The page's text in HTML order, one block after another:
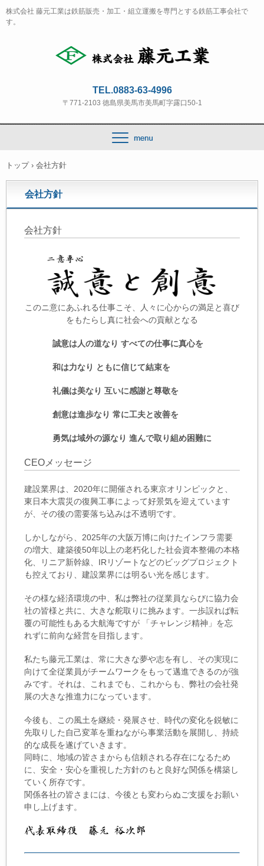
株式会社 藤元工業は鉄筋販売・加工・組立運搬を専門とする鉄筋工事会社で
す。
TEL.0883-63-4996
〒771-2103 徳島県美馬市美馬町字露口50-1
トップ › 会社方針
会社方針
会社方針
このニ意にあふれる仕事こそ、人々に心からの満足と喜び
をもたらし真に社会への貢献となる
誠意は人の道なり すべての仕事に真心を
和は力なり ともに信じて結束を
礼儀は美なり 互いに感謝と尊敬を
創意は進歩なり 常に工夫と改善を
勇気は域外の源なり 進んで取り組め困難に
CEOメッセージ
建設業界は、2020年に開催される東京オリンピックと、
東日本大震災の復興工事によって好景気を迎えています
が、その後の需要落ち込みは不透明です。
しかしながら、2025年の大阪万博に向けたインフラ需要
の増大、建築後50年以上の老朽化した社会資本整備の本格
化、リニア新幹線、IRリゾートなどのビッグプロジェクト
も控えており、建設業界には明るい光を感じます。
その様な経済環境の中、私は弊社の従業員ならびに協力会
社の皆様と共に、大きな舵取りに挑みます。一歩誤れば転
覆の可能性もある大航海ですが 「チャレンジ精神」を忘
れずに前向な経営を目指します。
私たち藤元工業は、常に大きな夢や志を有し、その実現に
向けて全従業員がチームワークをもって邁進できるのが強
みです。それは、これまでも、これからも、弊社の会社発
展の大きな推進力になっています。
今後も、この風土を継続・発展させ、時代の変化を鋭敏に
先取りした自己変革を重ねながら事業活動を展開し、持続
的な成長を遂げていきます。
同時に、地域の皆さまからも信頼される存在になるため
に、安全・安心を重視した方針のもと良好な関係を構築し
ていく所存です。
関係各社の皆さまには、今後とも変わらぬご支援をお願い
申し上げます。